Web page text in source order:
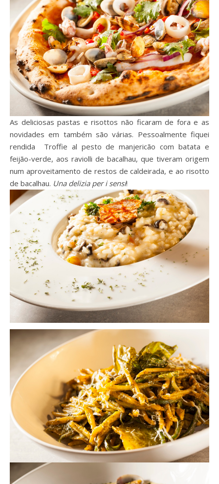
As deliciosas pastas e risottos não ficaram de fora e as
novidades em também são várias. Pessoalmente fiquei
rendida Troffie al pesto de manjericão com batata e
feijão-verde, aos raviolli de bacalhau, que tiveram origem
num aproveitamento de restos de caldeirada, e ao risotto
de bacalhau. Una delizia per i sensi!